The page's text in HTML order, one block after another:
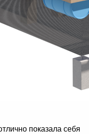
показала себя